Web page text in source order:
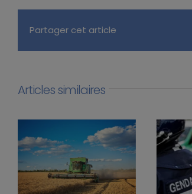
Partager cet article
Articles similaires